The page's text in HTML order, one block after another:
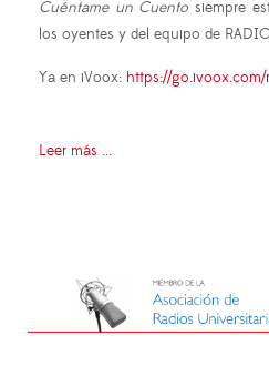
Cuéntame un Cuento siempre
los oyentes y del equipo de
Ya en iVoox: https://
Leer más ...